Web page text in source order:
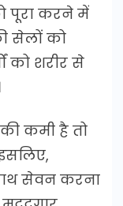
पूरा करने में
सेलों को
को शरीर से
कमी है तो
साथ सेवन करना